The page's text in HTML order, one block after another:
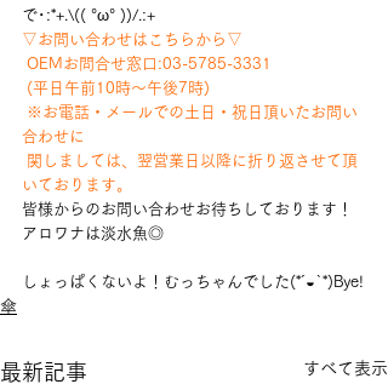
で･:*+.\(( °ω° ))/.:+
▽お問い合わせはこちらから▽
OEMお問合せ窓口:03-5785-3331
(平日午前10時～午後7時)
合わせに
いております。
皆様からのお問い合わせお待ちしております！
アロワナは淡水魚◎
しょっぱくないよ！むっちゃんでした(*´◒`*)Bye!
傘
最新記事 すべて表示